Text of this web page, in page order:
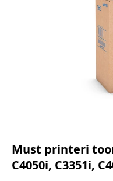
Must printeri
C4050i, C3351i,